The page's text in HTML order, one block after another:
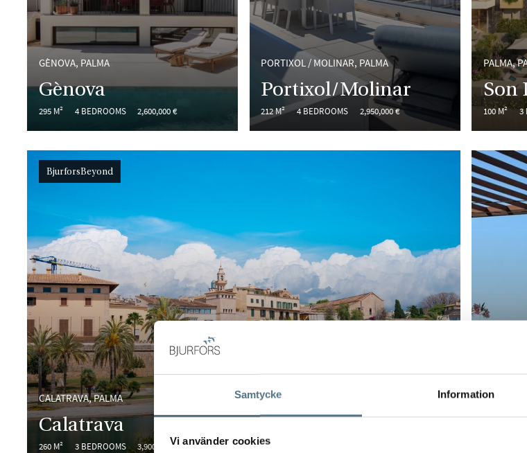
Samtycke Information
Vi använder cookies
GÈNOVA, PALMA
Gènova
295 M² 4 BEDROOMS 2,600,000 €
PORTIXOL / MOLINAR, PALMA
Portixol/Molinar
212 M² 4 BEDROOMS 2,950,000 €
PALMA,
Son
100 M² 3
CALATRAVA, PALMA
Calatrava
260 M² 3 BEDROOMS 3,900,000 €
BjurforsBeyond